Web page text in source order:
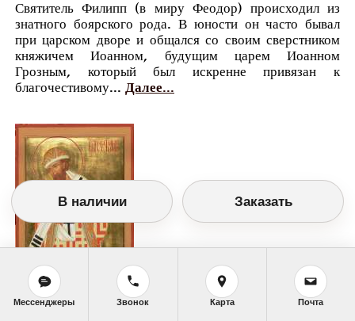
Святитель Филипп (в миру Феодор) происходил из
знатного боярского рода. В юности он часто бывал
при царском дворе и общался со своим сверстником
княжичем Иоанном, будущим царем Иоанном
Грозным, который был искренне привязан к
благочестивому... Далее...
В наличии Заказать
Мессенджеры Звонок Карта Почта